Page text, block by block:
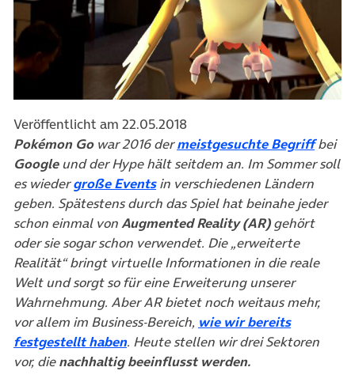
Veröffentlicht am 22.05.2018
Pokémon Gowar 2016 dermeistgesuchte Begriffbei
Googleund der Hype hält seitdem an. Im Sommer soll
es wiedergroße Events(öffnet in neuem Tab)
in verschiedenen Ländern
geben. Spätestens durch das Spiel hat beinahe jeder
schon einmal vonAugmented Reality (AR)gehört
oder sie sogar schon verwendet. Die „erweiterte
Realität“ bringt virtuelle Informationen in die reale
Welt und sorgt so für eine Erweiterung unserer
Wahrnehmung. Aber AR bietet noch weitaus mehr,
vor allem im Business-Bereich, wie wir bereits
festgestellt haben(öffnet in neuem Tab)
. Heute stellen wir drei Sektoren
vor, dienachhaltig beeinflusst werden.